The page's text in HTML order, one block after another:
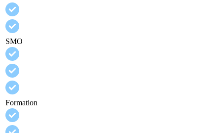
SMO
Formation